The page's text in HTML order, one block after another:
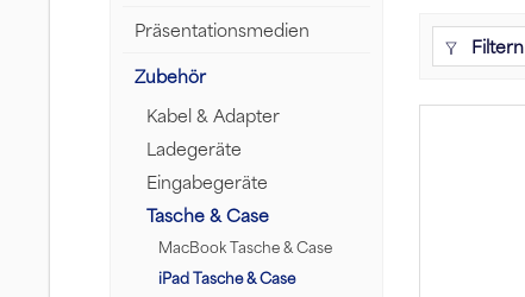
Präsentationsmedien
Zubehör
Kabel & Adapter
Ladegeräte
Eingabegeräte
Tasche & Case
MacBook Tasche & Case
iPad Tasche & Case
Filtern